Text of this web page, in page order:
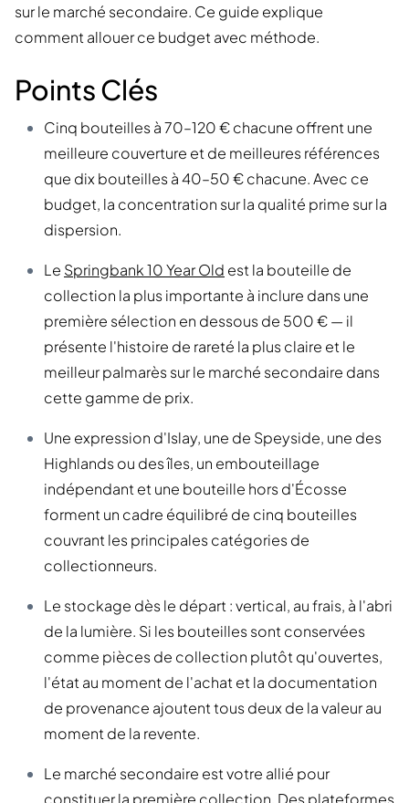
sur le marché secondaire. Ce guide explique
comment allouer ce budget avec méthode.
Points Clés
Cinq bouteilles à 70–120 € chacune offrent une
meilleure couverture et de meilleures références
que dix bouteilles à 40–50 € chacune. Avec ce
budget, la concentration sur la qualité prime sur la
dispersion.
Le Springbank 10 Year Old est la bouteille de
collection la plus importante à inclure dans une
première sélection en dessous de 500 € — il
présente l'histoire de rareté la plus claire et le
meilleur palmarès sur le marché secondaire dans
cette gamme de prix.
Une expression d'Islay, une de Speyside, une des
Highlands ou des îles, un embouteillage
indépendant et une bouteille hors d'Écosse
forment un cadre équilibré de cinq bouteilles
couvrant les principales catégories de
collectionneurs.
Le stockage dès le départ : vertical, au frais, à l'abri
de la lumière. Si les bouteilles sont conservées
comme pièces de collection plutôt qu'ouvertes,
l'état au moment de l'achat et la documentation
de provenance ajoutent tous deux de la valeur au
moment de la revente.
Le marché secondaire est votre allié pour
constituer la première collection. Des plateformes